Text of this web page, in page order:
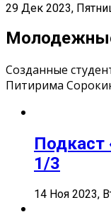
29 Дек 2023,
Созданные
Питирима
Подкаст
1/3
14 Ноя 2023,